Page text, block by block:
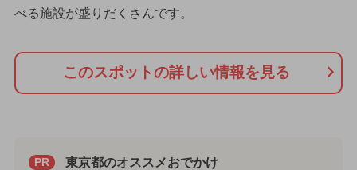
べる施設が盛りだくさんです。
このスポットの詳しい情報を見る
PR 東京都のオススメおでかけ